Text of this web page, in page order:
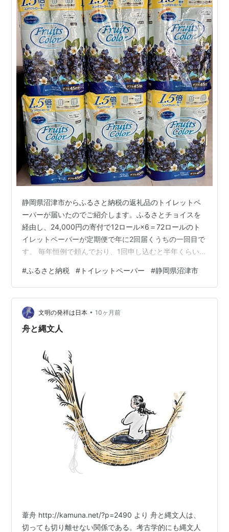
静岡県沼津市からふるさと納税の返礼品のトイレットペ
ーパーが届いたのでご紹介します。ふるさとチョイスを
経由し、24,000円の寄付で12ロール×6＝72ロールのト
イレットペーパーが定期便で年に2回届くうちの一回目で
す。 毎年恒例で頼んでおり、1回申し込むと半年くらいは
ーパーを買わなくて済む計算です。 ブルーベリーの香り
付き 肌触りが良く、巻きが1.5倍なので持ちがいいトイレ
ットペーパーです。数年前から毎年頼んでいます。一度
同じ静岡県沼津市の別の会社のトイレットペーパーに浮
気したこともありましたが、結局これに戻ってきてしま
#ふるさと納税 # トイレットペーパー #静岡県沼津市
文明の発祥は日本 • 10ヶ月前
舟と縄文人
葦舟 http://kamuna.net/?p=2490 より 舟と縄文人は、
切っても切り離せない関係である。考古学的にも縄文人